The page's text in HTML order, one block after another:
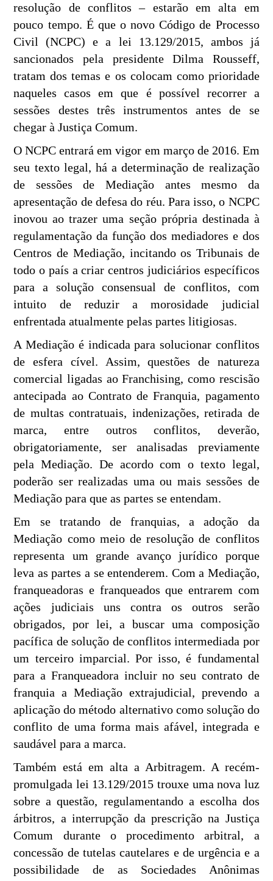
resolução de conflitos – estarão em alta em
pouco tempo. É que o novo Código de Processo
Civil (NCPC) e a lei 13.129/2015, ambos já
sancionados pela presidente Dilma Rousseff,
tratam dos temas e os colocam como prioridade
naqueles casos em que é possível recorrer a
sessões destes três instrumentos antes de se
chegar à Justiça Comum.
O NCPC entrará em vigor em março de 2016. Em
seu texto legal, há a determinação de realização
de sessões de Mediação antes mesmo da
apresentação de defesa do réu. Para isso, o NCPC
inovou ao trazer uma seção própria destinada à
regulamentação da função dos mediadores e dos
Centros de Mediação, incitando os Tribunais de
todo o país a criar centros judiciários específicos
para a solução consensual de conflitos, com
intuito de reduzir a morosidade judicial
enfrentada atualmente pelas partes litigiosas.
A Mediação é indicada para solucionar conflitos
de esfera cível. Assim, questões de natureza
comercial ligadas ao Franchising, como rescisão
antecipada ao Contrato de Franquia, pagamento
de multas contratuais, indenizações, retirada de
marca, entre outros conflitos, deverão,
obrigatoriamente, ser analisadas previamente
pela Mediação. De acordo com o texto legal,
poderão ser realizadas uma ou mais sessões de
Mediação para que as partes se entendam.
Em se tratando de franquias, a adoção da
Mediação como meio de resolução de conflitos
representa um grande avanço jurídico porque
leva as partes a se entenderem. Com a Mediação,
franqueadoras e franqueados que entrarem com
ações judiciais uns contra os outros serão
obrigados, por lei, a buscar uma composição
pacífica de solução de conflitos intermediada por
um terceiro imparcial. Por isso, é fundamental
para a Franqueadora incluir no seu contrato de
franquia a Mediação extrajudicial, prevendo a
aplicação do método alternativo como solução do
conflito de uma forma mais afável, integrada e
saudável para a marca.
Também está em alta a Arbitragem. A recém-
promulgada lei 13.129/2015 trouxe uma nova luz
sobre a questão, regulamentando a escolha dos
árbitros, a interrupção da prescrição na Justiça
Comum durante o procedimento arbitral, a
concessão de tutelas cautelares e de urgência e a
possibilidade de as Sociedades Anônimas